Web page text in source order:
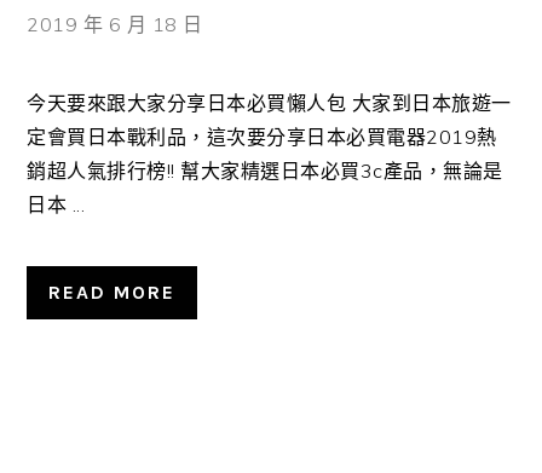
2019 年 6 月 18 日
今天要來跟大家分享日本必買懶人包 大家到日本旅遊一
定會買日本戰利品，這次要分享日本必買電器2019熱
銷超人氣排行榜!! 幫大家精選日本必買3c產品，無論是
日本 ...
READ MORE